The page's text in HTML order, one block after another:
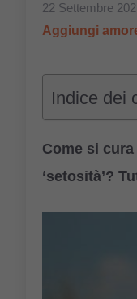
22 Settembre
Aggiungi
Indice dei
Come si
‘setosità’?